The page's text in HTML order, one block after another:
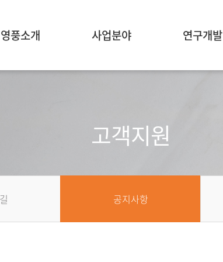
영풍소개 사업분야 연구개발
고객지원
공지사항